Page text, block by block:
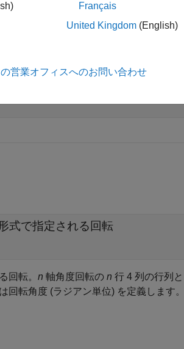
式で指定される回転
回転。 n 軸角度回転の n 行 4 列の行列
回転角度 (ラジアン単位) を定義します。
Français
United Kingdom (English)
営業オフィスへのお問い合わせ